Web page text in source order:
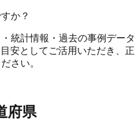
か？
統計情報・過去の事例データ
安としてご活用いただき、正
さい。
府県